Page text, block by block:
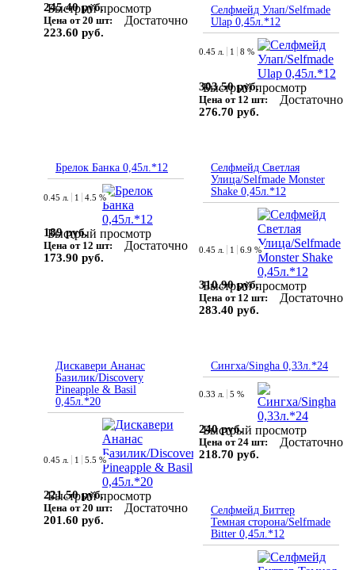
Быстрый просмотр
245.40 руб.
Цена от 20 шт:
223.60 руб.
Достаточно
Селфмейд Улап/Selfmade
Ulap 0,45л.*12
Быстрый просмотр
0.45 л. 1 8 %
303.50 руб.
Цена от 12 шт:
276.70 руб.
Достаточно
Брелок Банка 0,45л.*12
Быстрый просмотр
0.45 л. 1 4.5 %
189 руб.
Цена от 12 шт:
173.90 руб.
Достаточно
Селфмейд Светлая
Улица/Selfmade Monster
Shake 0,45л.*12
Быстрый просмотр
0.45 л. 1 6.9 %
310.90 руб.
Цена от 12 шт:
283.40 руб.
Достаточно
Дискавери Ананас
Базилик/Discovery
Pineapple & Basil
0,45л.*20
Быстрый просмотр
0.45 л. 1 5.5 %
221.50 руб.
Цена от 20 шт:
201.60 руб.
Достаточно
Сингха/Singha 0,33л.*24
Быстрый просмотр
0.33 л. 5 %
240 руб.
Цена от 24 шт:
218.70 руб.
Достаточно
Селфмейд Биттер
Темная сторона/Selfmade
Bitter 0,45л.*12